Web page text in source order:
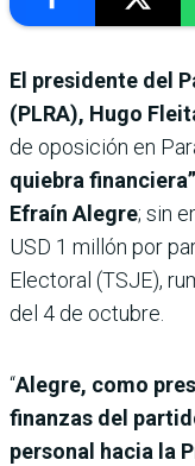
El presidente del
(PLRA), Hugo
de oposición en
quiebra
Efraín Alegre; sin
USD 1 millón por
Electoral (TSJE),
del 4 de octubre.
“Alegre, como
finanzas del
personal hacia la